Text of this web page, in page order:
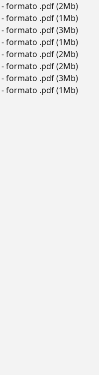
- formato .pdf (2Mb)
- formato .pdf (1Mb)
- formato .pdf (3Mb)
- formato .pdf (1Mb)
- formato .pdf (2Mb)
- formato .pdf (2Mb)
- formato .pdf (3Mb)
- formato .pdf (1Mb)